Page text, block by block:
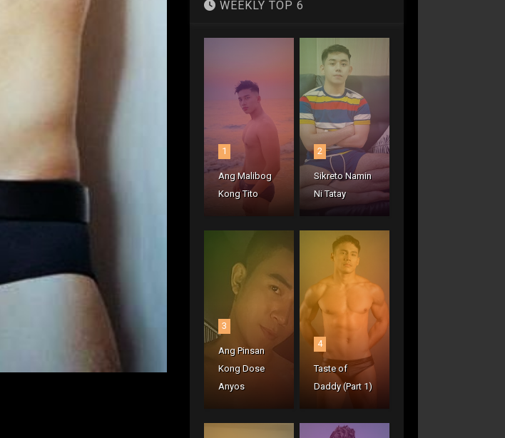
WEEKLY TOP 6
1
Ang Malibog
Kong Tito
2
Sikreto Namin
Ni Tatay
3
Ang Pinsan
Kong Dose
Anyos
4
Taste of
Daddy (Part 1)